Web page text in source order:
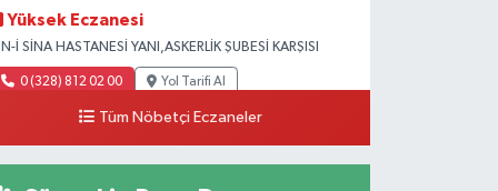
Yüksek Eczanesi
İ SİNA HASTANESİ YANI,ASKERLİK ŞUBESİ KARŞISI
0 (328) 812 02 00 Yol Tarifi Al
Tüm Nöbetçi Eczaneler